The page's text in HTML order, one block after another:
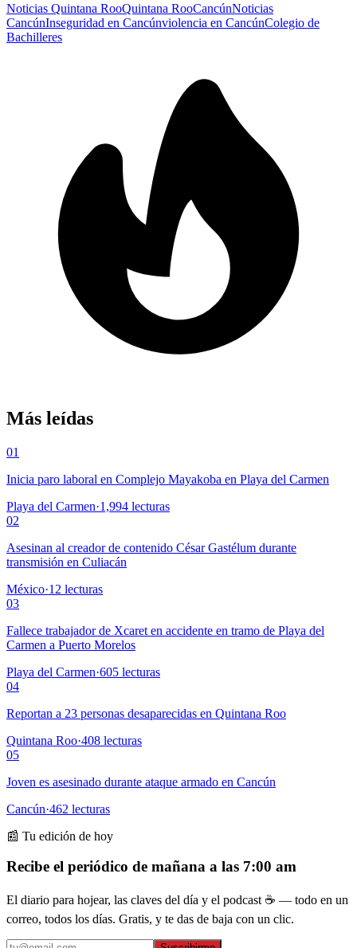
Noticias Quintana RooQuintana RooCancúnNoticias
CancúnInseguridad en Cancúnviolencia en CancúnColegio de
Bachilleres
Más leídas
01
Inicia paro laboral en Complejo Mayakoba en Playa del Carmen
Playa del Carmen·1,994 lecturas
02
Asesinan al creador de contenido César Gastélum durante
transmisión en Culiacán
México·12 lecturas
03
Fallece trabajador de Xcaret en accidente en tramo de Playa del
Carmen a Puerto Morelos
Playa del Carmen·605 lecturas
04
Reportan a 23 personas desaparecidas en Quintana Roo
Quintana Roo·408 lecturas
05
Joven es asesinado durante ataque armado en Cancún
Cancún·462 lecturas
📰 Tu edición de hoy
Recibe el periódico de mañana a las 7:00 am
El diario para hojear, las claves del día y el podcast ☕ — todo en un
correo, todos los días. Gratis, y te das de baja con un clic.